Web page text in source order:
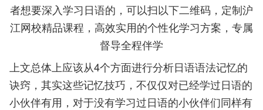
者想要深入学习日语的，可以扫以下二维码，定制沪
江网校精品课程，高效实用的个性化学习方案，专属
督导全程伴学
上文总体上应该从4个方面进行分析日语语法记忆的
诀窍，其实这些记忆技巧，不仅仅对已经学过日语的
小伙伴有用，对于没有学习过日语的小伙伴们同样有